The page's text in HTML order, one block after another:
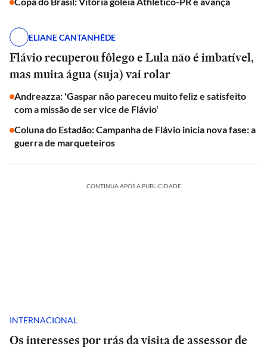
ELIANE CANTANHÊDE
Flávio recuperou fôlego e Lula não é imbatível,
mas muita água (suja) vai rolar
Andreazza: 'Gaspar não pareceu muito feliz e satisfeito
com a missão de ser vice de Flávio'
Coluna do Estadão: Campanha de Flávio inicia nova fase: a
guerra de marqueteiros
CONTINUA APÓS A PUBLICIDADE
INTERNACIONAL
Os interesses por trás da visita de assessor de